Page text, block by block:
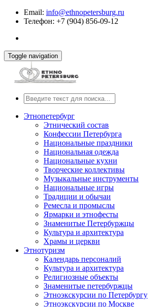
Email: info@ethnopetersburg.ru
Телефон: +7 (904) 856-09-12
Toggle navigation
Этнопетербург
Этнический состав
Конфессии Петербурга
Национальные праздники
Национальная одежда
Национальные кухни
Творческие коллективы
Музыкальные инструменты
Национальные игры
Традиции и обычаи
Ремесла и промыслы
Ярмарки и этнофесты
Знаменитые Петербуржцы
Культура и архитектура
Храмы и церкви
Этнотуризм
Календарь персоналий
Культура и архитектура
Религиозные объекты
Знаменитые петербуржцы
Этноэкскурсии по Петербургу
Этноэкскурсии по Москве